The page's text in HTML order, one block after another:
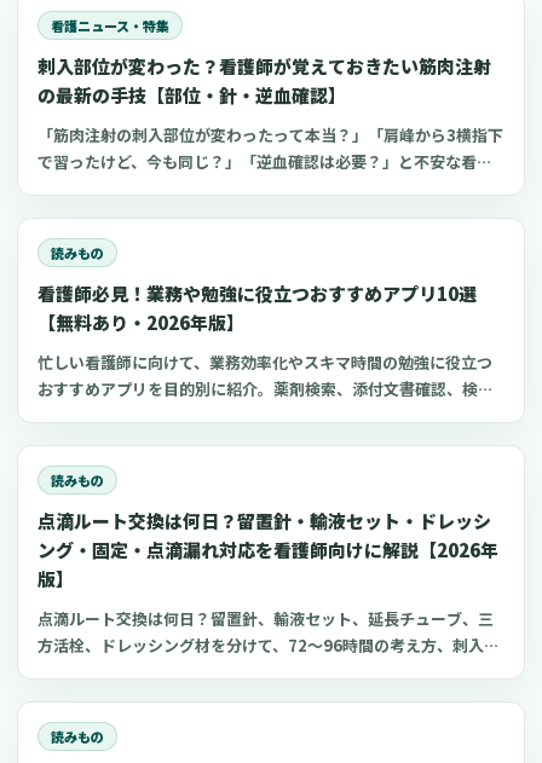
看護ニュース・特集
刺入部位が変わった？看護師が覚えておきたい筋肉注射
の最新の手技【部位・針・逆血確認】
「筋肉注射の刺入部位が変わったって本当？」「肩峰から3横指下
で習ったけど、今も同じ？」「逆血確認は必要？」と不安な看護
び方、針のゲージと長さ、皮下注射との違い、神経損傷やSIRVA
を避けるポイント、ワクチン接種時の手順までわかりやすく解説
します。
読みもの
看護師必見！業務や勉強に役立つおすすめアプリ10選
【無料あり・2026年版】
忙しい看護師に向けて、業務効率化やスキマ時間の勉強に役立つ
おすすめアプリを目的別に紹介。薬剤検索、添付文書確認、検査
心電図学習、シフト管理など、現場や復職準備で使いやすいアプ
リをまとめました。
読みもの
点滴ルート交換は何日？留置針・輸液セット・ドレッシ
ング・固定・点滴漏れ対応を看護師向けに解説【2026年
版】
点滴ルート交換は何日？留置針、輸液セット、延長チューブ、三
方活栓、ドレッシング材を分けて、72〜96時間の考え方、刺入部
読みもの